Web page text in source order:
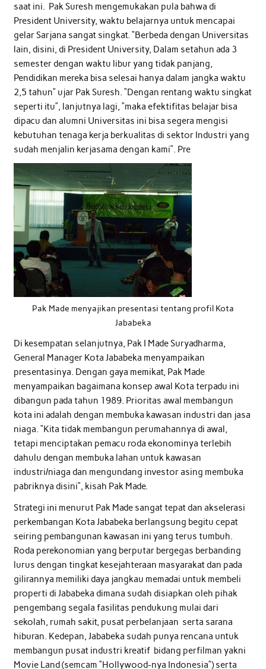
saat ini. Pak Suresh mengemukakan pula bahwa di
President University, waktu belajarnya untuk mencapai
gelar Sarjana sangat singkat. “Berbeda dengan Universitas
lain, disini, di President University, Dalam setahun ada 3
semester dengan waktu libur yang tidak panjang,
Pendidikan mereka bisa selesai hanya dalam jangka waktu
2,5 tahun” ujar Pak Suresh. “Dengan rentang waktu singkat
seperti itu”, lanjutnya lagi, “maka efektifitas belajar bisa
dipacu dan alumni Universitas ini bisa segera mengisi
kebutuhan tenaga kerja berkualitas di sektor Industri yang
sudah menjalin kerjasama dengan kami”. Pre
Pak Made menyajikan presentasi tentang profil Kota
Jababeka
Di kesempatan selanjutnya, Pak I Made Suryadharma,
General Manager Kota Jababeka menyampaikan
presentasinya. Dengan gaya memikat, Pak Made
menyampaikan bagaimana konsep awal Kota terpadu ini
dibangun pada tahun 1989. Prioritas awal membangun
kota ini adalah dengan membuka kawasan industri dan jasa
niaga. “Kita tidak membangun perumahannya di awal,
tetapi menciptakan pemacu roda ekonominya terlebih
dahulu dengan membuka lahan untuk kawasan
industri/niaga dan mengundang investor asing membuka
pabriknya disini”, kisah Pak Made.
Strategi ini menurut Pak Made sangat tepat dan akselerasi
perkembangan Kota Jababeka berlangsung begitu cepat
seiring pembangunan kawasan ini yang terus tumbuh.
Roda perekonomian yang berputar bergegas berbanding
lurus dengan tingkat kesejahteraan masyarakat dan pada
gilirannya memiliki daya jangkau memadai untuk membeli
properti di Jababeka dimana sudah disiapkan oleh pihak
pengembang segala fasilitas pendukung mulai dari
sekolah, rumah sakit, pusat perbelanjaan serta sarana
hiburan. Kedepan, Jababeka sudah punya rencana untuk
membangun pusat industri kreatif bidang perfilman yakni
Movie Land (semcam “Hollywood-nya Indonesia”) serta